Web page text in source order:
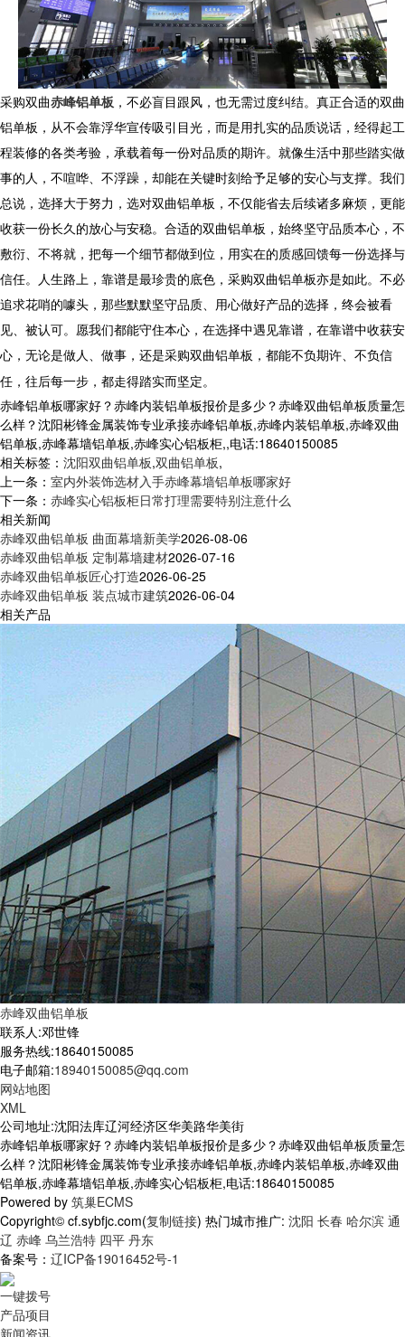
采购双曲赤峰铝单板 ，不必盲目跟风，也无需过度纠结。真正合适的双曲
铝单板 ，从不会靠浮华宣传吸引目光，而是用扎实的品质说话，经得起工
程装修的各类考验，承载着每一份对品质的期许。就像生活中那些踏实做
事的人，不喧哗、不浮躁，却能在关键时刻给予足够的安心与支撑。我们
总说，选择大于努力，选对双曲铝单板，不仅能省去后续诸多麻烦，更能
收获一份长久的放心与安稳。合适的双曲铝单板，始终坚守品质本心，不
敷衍、不将就，把每一个细节都做到位，用实在的质感回馈每一份选择与
信任。人生路上，靠谱是最珍贵的底色，采购双曲铝单板亦是如此。不必
追求花哨的噱头，那些默默坚守品质、用心做好产品的选择，终会被看
见、被认可。愿我们都能守住本心，在选择中遇见靠谱，在靠谱中收获安
心，无论是做人、做事，还是采购双曲铝单板，都能不负期许、不负信
任，往后每一步，都走得踏实而坚定。
赤峰铝单板哪家好？赤峰内装铝单板报价是多少？赤峰双曲铝单板质量怎
么样？沈阳彬锋金属装饰专业承接赤峰铝单板,赤峰内装铝单板,赤峰双曲
铝单板,赤峰幕墙铝单板,赤峰实心铝板柜,,电话:18640150085
相关标签： 沈阳双曲铝单板,双曲铝单板,
上一条： 室内外装饰选材入手赤峰幕墙铝单板哪家好
下一条： 赤峰实心铝板柜日常打理需要特别注意什么
相关新闻
赤峰双曲铝单板 曲面幕墙新美学2026-08-06
赤峰双曲铝单板 定制幕墙建材2026-07-16
赤峰双曲铝单板匠心打造2026-06-25
赤峰双曲铝单板 装点城市建筑2026-06-04
相关产品
赤峰双曲铝单板
联系人:邓世锋
服务热线:18640150085
电子邮箱:18940150085@qq.com
网站地图
XML
公司地址:沈阳法库辽河经济区华美路华美街
赤峰铝单板哪家好？赤峰内装铝单板报价是多少？赤峰双曲铝单板质量怎
么样？沈阳彬锋金属装饰专业承接赤峰铝单板,赤峰内装铝单板,赤峰双曲
铝单板,赤峰幕墙铝单板,赤峰实心铝板柜,电话:18640150085
Powered by 筑巢ECMS
Copyright© cf.sybfjc.com(复制链接) 热门城市推广: 沈阳 长春 哈尔滨 通
辽 赤峰 乌兰浩特 四平 丹东
备案号： 辽ICP备19016452号-1
一键拨号
产品项目